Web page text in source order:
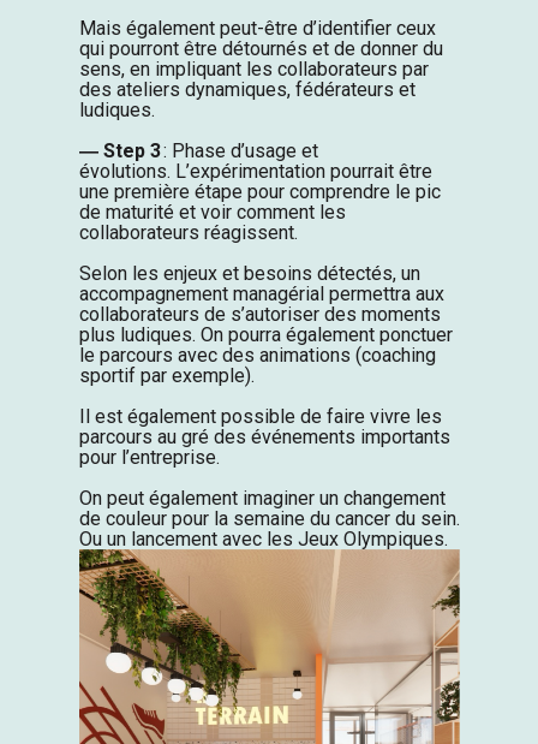
Mais également peut-être d’identifier ceux
qui pourront être détournés et de donner du
sens, en impliquant les collaborateurs par
des ateliers dynamiques, fédérateurs et
ludiques.
― Step 3: Phase d’usage et
évolutions. L’expérimentation pourrait être
une première étape pour comprendre le pic
de maturité et voir comment les
collaborateurs réagissent.
Selon les enjeux et besoins détectés, un
accompagnement managérial permettra aux
collaborateurs de s’autoriser des moments
plus ludiques. On pourra également ponctuer
le parcours avec des animations (coaching
sportif par exemple).
Il est également possible de faire vivre les
parcours au gré des événements importants
pour l’entreprise.
On peut également imaginer un changement
de couleur pour la semaine du cancer du sein.
Ou un lancement avec les Jeux Olympiques.